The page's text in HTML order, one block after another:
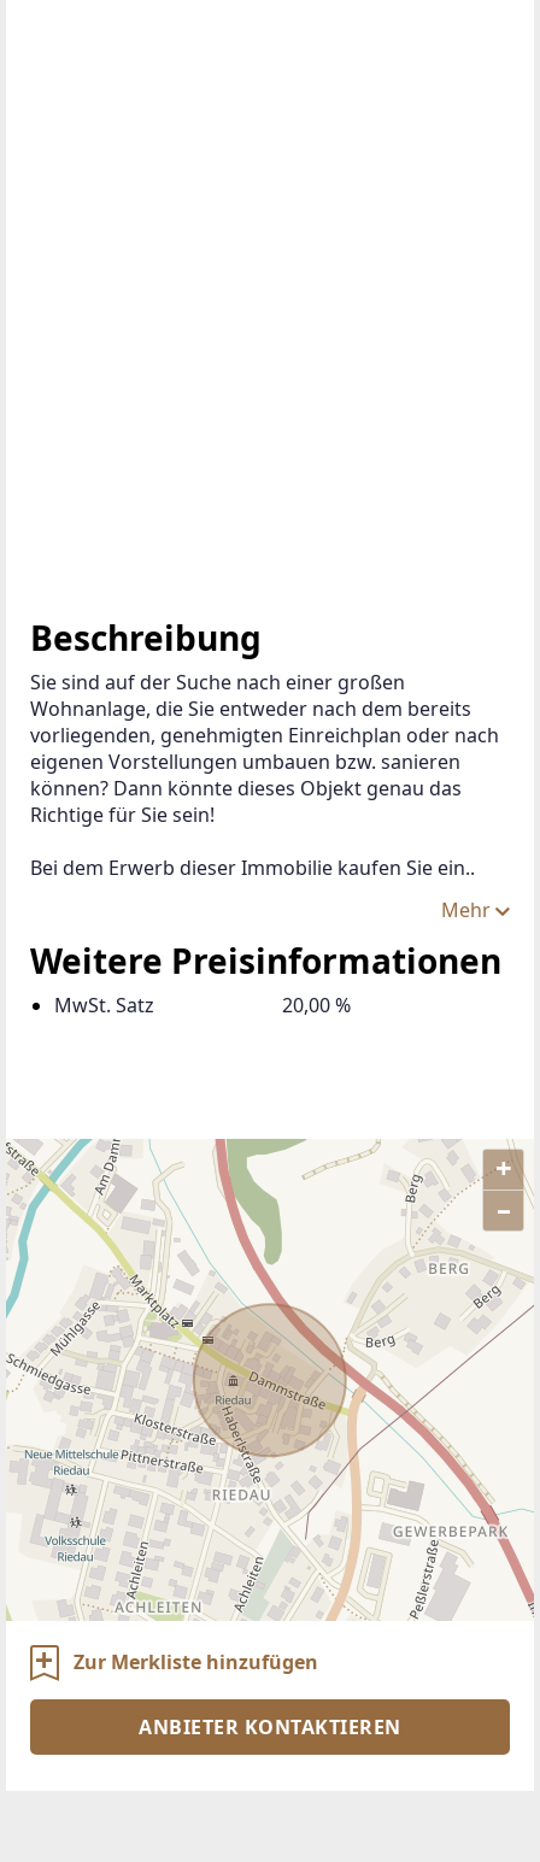
Beschreibung
Sie sind auf der Suche nach einer großen
Wohnanlage, die Sie entweder nach dem bereits
vorliegenden, genehmigten Einreichplan oder nach
eigenen Vorstellungen umbauen bzw. sanieren
können? Dann könnte dieses Objekt genau das
Richtige für Sie sein!
Bei dem Erwerb dieser Immobilie kaufen Sie ein..
Mehr
Weitere Preisinformationen
MwSt. Satz 20,00 %
+
–
ANBIETER KONTAKTIEREN
Zur Merkliste hinzufügen
ANBIETER KONTAKTIEREN